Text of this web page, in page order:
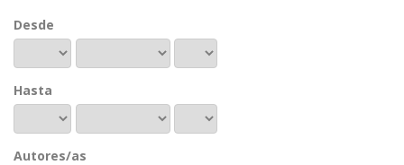
Desde
Hasta
Autores/as